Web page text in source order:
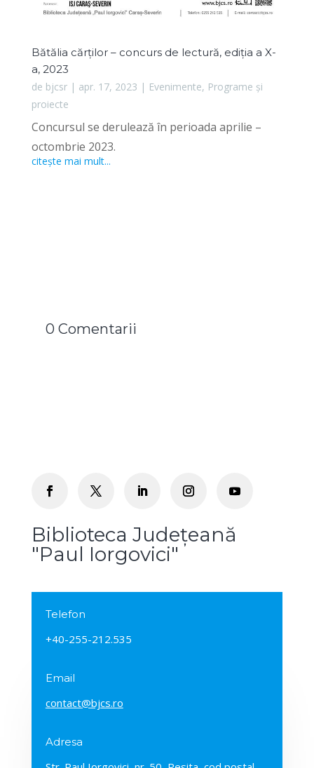
Bătălia cărților – concurs de lectură, ediția a X-
a, 2023
de bjcsr| apr. 17, 2023 | Evenimente, Programe și
proiecte
Concursul se derulează în perioada aprilie –
octombrie 2023.
citește mai mult...
0 Comentarii
Biblioteca Județeană
"Paul Iorgovici"
Telefon
+40-255-212.535
Email
contact@bjcs.ro
Adresa